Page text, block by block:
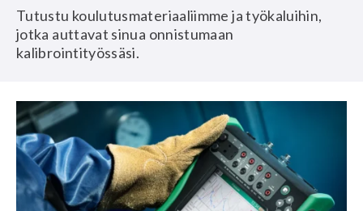
Tutustu koulutusmateriaaliimme ja työkaluihin,
jotka auttavat sinua onnistumaan
kalibrointityössäsi.